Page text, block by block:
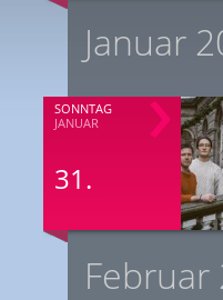
Januar
SONNTAG
JANUAR
31.
Februar